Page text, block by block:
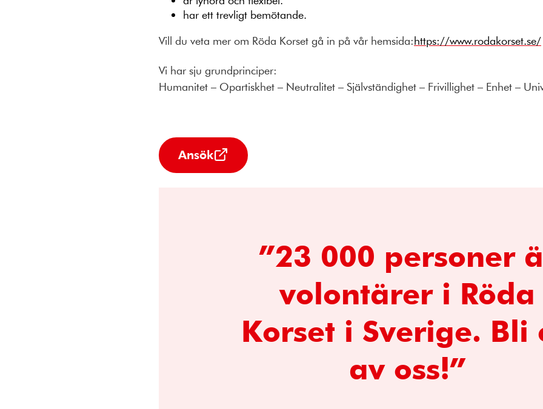
har ett trevligt bemötande.
Vill du veta mer om Röda Korset gå in på vår hemsida:https://www.rodakorset.se/
Vi har sju grundprinciper:
Humanitet – Opartiskhet – Neutralitet – Självständighet – Frivillighet – Enhet –
Ansök
”23 000 personer
volontärer i Röda
Korset i Sverige. Bli
av oss!”